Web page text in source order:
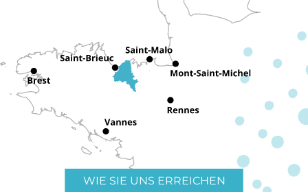
WIE SIE UNS ERREICHEN